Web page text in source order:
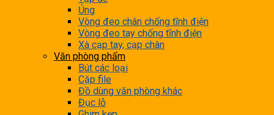
Ủng
Vòng đeo chân chống tĩnh điện
Vòng đeo tay chống tĩnh điện
Xà cạp tay, cạp chân
Văn phòng phẩm
Bút các loại
Cặp file
Đồ dùng văn phòng khác
Đục lỗ